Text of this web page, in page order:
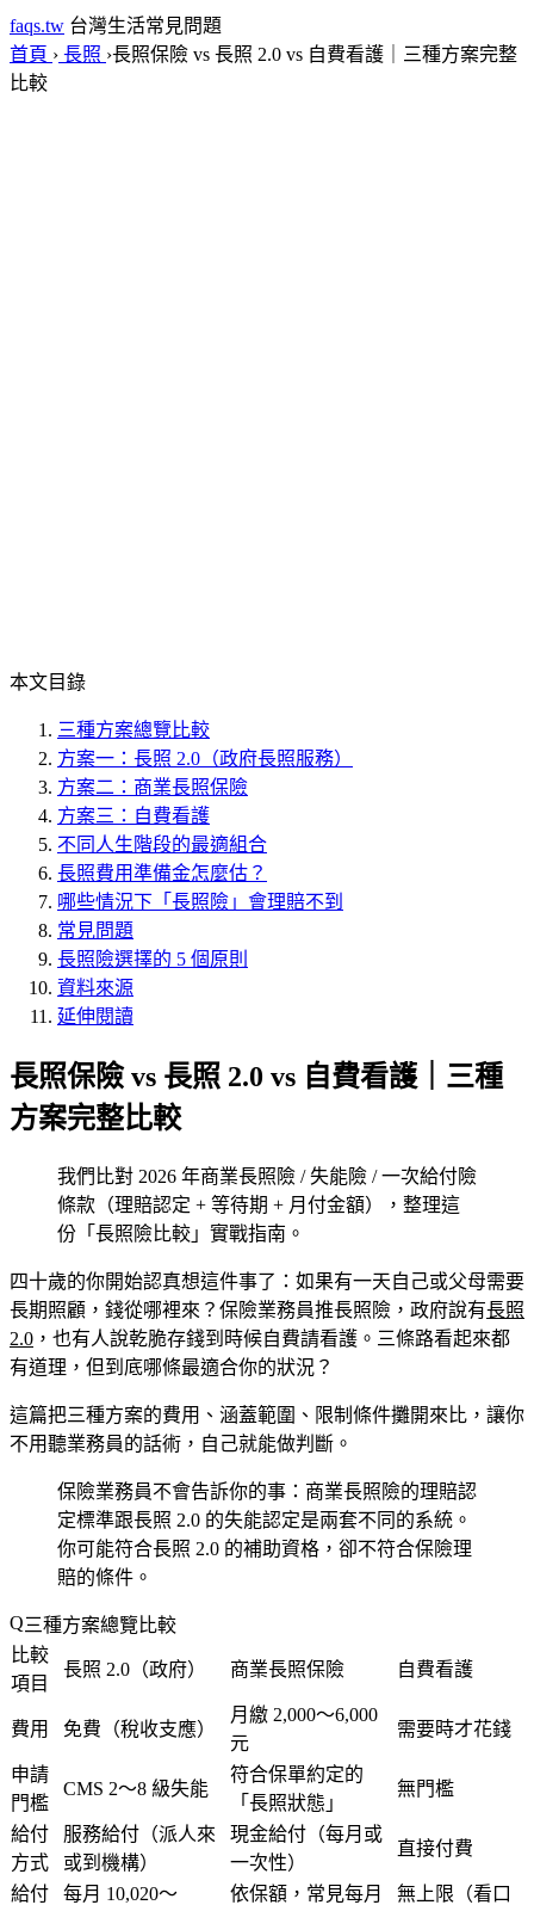
faqs.tw 台灣生活常見問題
首頁 › 長照 ›長照保險 vs 長照 2.0 vs 自費看護｜三種方案完整
比較
本文目錄
三種方案總覽比較
方案一：長照 2.0（政府長照服務）
方案二：商業長照保險
方案三：自費看護
不同人生階段的最適組合
長照費用準備金怎麼估？
哪些情況下「長照險」會理賠不到
常見問題
長照險選擇的 5 個原則
資料來源
延伸閱讀
長照保險 vs 長照 2.0 vs 自費看護｜三種
方案完整比較
我們比對 2026 年商業長照險 / 失能險 / 一次給付險
條款（理賠認定 + 等待期 + 月付金額），整理這
份「長照險比較」實戰指南。
四十歲的你開始認真想這件事了：如果有一天自己或父母需要
長期照顧，錢從哪裡來？保險業務員推長照險，政府說有長照
2.0 ，也有人說乾脆存錢到時候自費請看護。三條路看起來都
有道理，但到底哪條最適合你的狀況？
這篇把三種方案的費用、涵蓋範圍、限制條件攤開來比，讓你
不用聽業務員的話術，自己就能做判斷。
保險業務員不會告訴你的事：商業長照險的理賠認
定標準跟長照 2.0 的失能認定是兩套不同的系統。
你可能符合長照 2.0 的補助資格，卻不符合保險理
賠的條件。
三種方案總覽比較
比較
項目
長照 2.0（政府） 商業長照保險 自費看護
費用 免費（稅收支應）
月繳 2,000～6,000
元
需要時才花錢
申請
門檻
CMS 2～8 級失能
符合保單約定的
「長照狀態」
無門檻
給付
方式
服務給付（派人來
或到機構）
現金給付（每月或
一次性）
直接付費
給付
每月 10,020～
依保額，常見每月
無上限（看口